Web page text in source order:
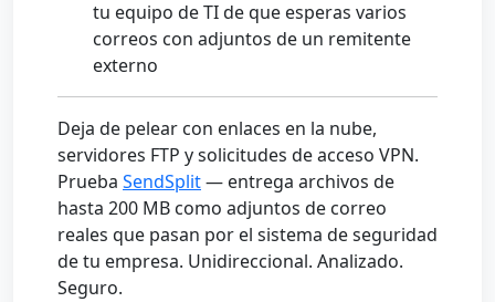
tu equipo de TI de que esperas varios
correos con adjuntos de un remitente
externo
Deja de pelear con enlaces en la nube,
servidores FTP y solicitudes de acceso VPN.
Prueba SendSplit— entrega archivos de
hasta 200 MB como adjuntos de correo
reales que pasan por el sistema de seguridad
de tu empresa. Unidireccional. Analizado.
Seguro.